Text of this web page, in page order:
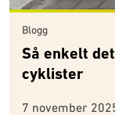
Blogg
Så enkelt
cyklister
7 november